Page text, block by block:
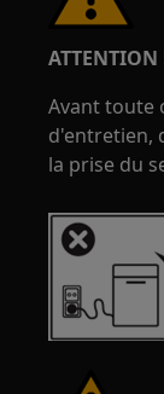
ATTENTION
Avant toute
d'entretien,
la prise du